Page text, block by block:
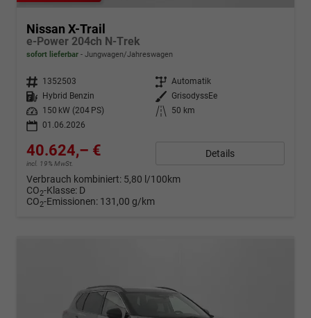
Nissan X-Trail
e-Power 204ch N-Trek
sofort lieferbar Jungwagen/Jahreswagen
Fahrzeugnr. 1352503 Getriebe Automatik
Kraftstoff
Hybrid Benzin Außenfarbe
GrisodyssEe
Leistung
150 kW (204 PS) Kilometerstand
50 km
01.06.2026
40.624,– €
incl. 19% MwSt.
Details
Verbrauch kombiniert: 5,80 l/100km
CO2-Klasse: D
CO2-Emissionen: 131,00 g/km